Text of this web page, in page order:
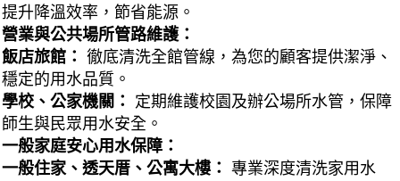
提升降溫效率，節省能源。
營業與公共場所管路維護：
飯店旅館： 徹底清洗全館管線，為您的顧客提供潔淨、
穩定的用水品質。
學校、公家機關：
定期維護校園及辦公場所水管，保障
師生與民眾用水安全。
一般家庭安心用水保障：
一般住家、透天厝、公寓大樓： 專業深度清洗家用水